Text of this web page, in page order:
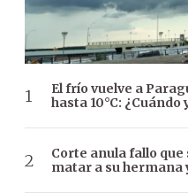
El frío vuelve a
hasta 10°C:
Corte anula fallo que
matar a su